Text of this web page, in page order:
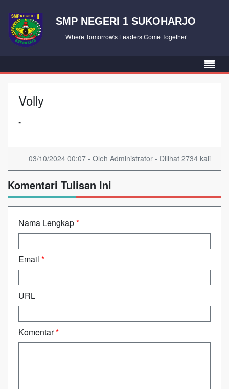
SMP NEGERI 1 SUKOHARJO
Where Tomorrow's Leaders Come Together
Volly
-
03/10/2024 00:07 - Oleh Administrator - Dilihat 2734 kali
Komentari Tulisan Ini
Nama Lengkap*
Email *
URL
Komentar*